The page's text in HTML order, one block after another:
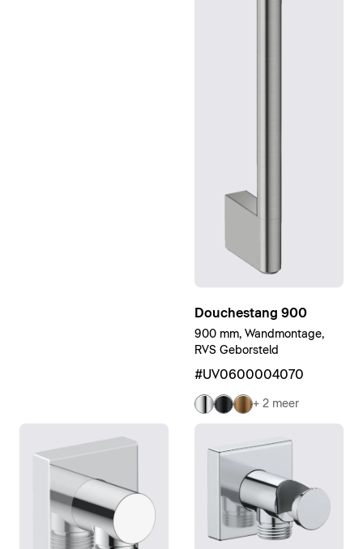
Douchestang 900
900 mm, Wandmontage,
RVS Geborsteld
#UV0600004070
+ 2 meer